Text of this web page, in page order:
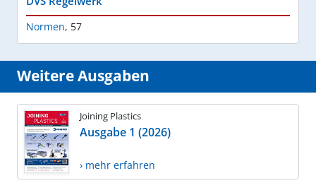
Normen, 57
Weitere Ausgaben
Joining Plastics
Ausgabe 1 (2026)
› mehr erfahren